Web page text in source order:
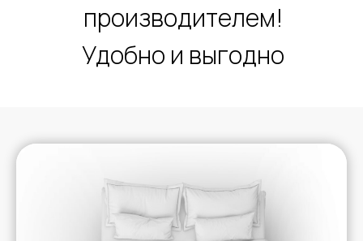
производителем!
Удобно и выгодно